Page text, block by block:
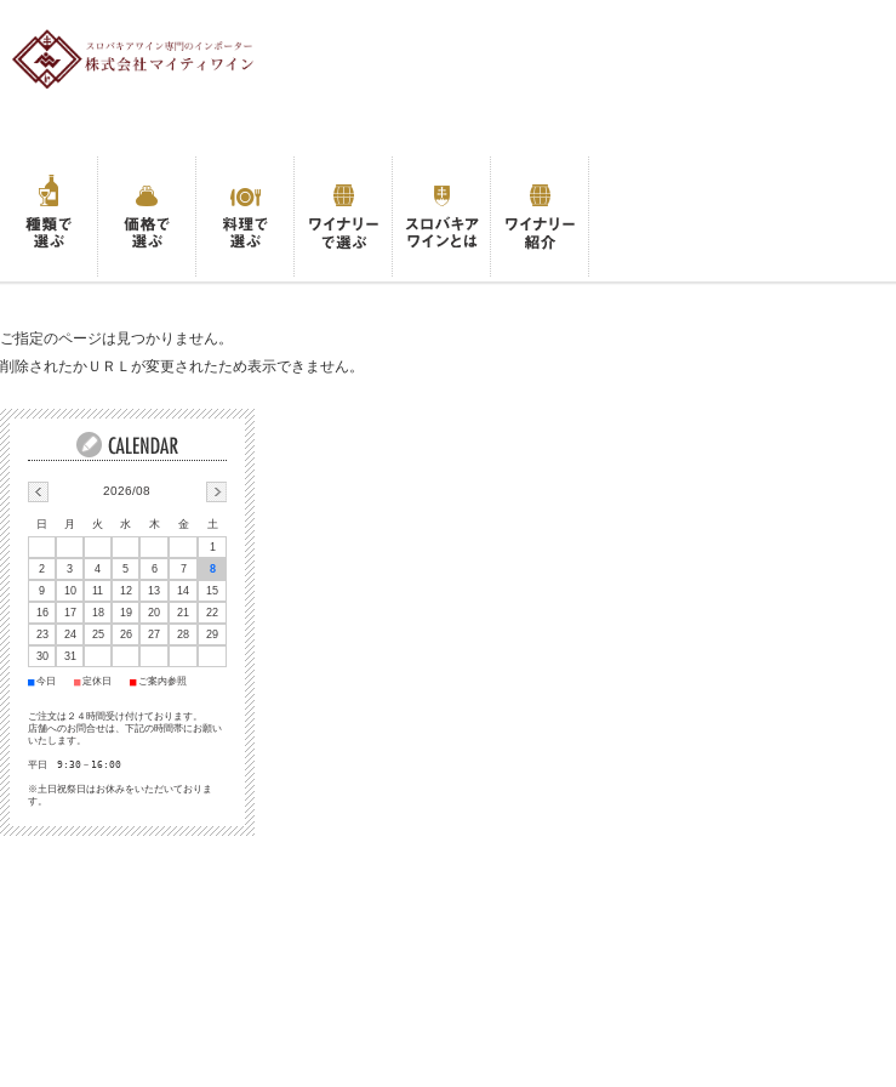
ご指定のページは見つかりません。
削除されたかＵＲＬが変更されたため表示できません。
2026/08
日 月 火 水 木 金
土
1
2
3 4 5 6 7
8
9
10 11 12 13 14
15
16
17 18 19 20 21
22
23
24 25 26 27 28
29
30
31
■ 今日 ■ 定休日 ■ ご案内参照
ご注文は２４時間受け付けております。
店舗へのお問合せは、下記の時間帯にお願い
いたします。
平日 9:30－16:00
※土日祝祭日はお休みをいただいておりま
す。